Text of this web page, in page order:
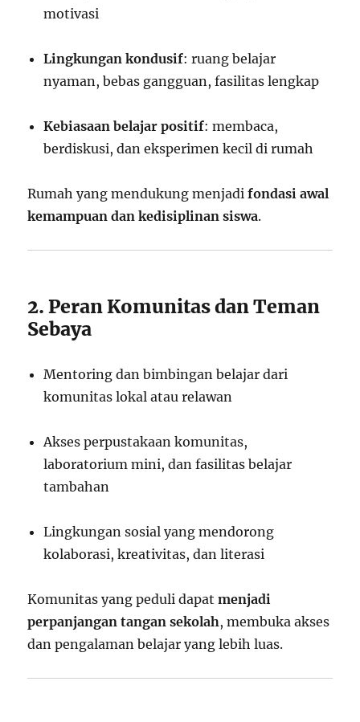
motivasi
Lingkungan kondusif: ruang belajar
nyaman, bebas gangguan, fasilitas lengkap
Kebiasaan belajar positif: membaca,
berdiskusi, dan eksperimen kecil di rumah
Rumah yang mendukung menjadifondasi awal
kemampuan dan kedisiplinan siswa.
2. Peran Komunitas dan Teman
Sebaya
Mentoring dan bimbingan belajar dari
komunitas lokal atau relawan
Akses perpustakaan komunitas,
laboratorium mini, dan fasilitas belajar
tambahan
Lingkungan sosial yang mendorong
kolaborasi, kreativitas, dan literasi
Komunitas yang peduli dapatmenjadi
perpanjangan tangan sekolah, membuka akses
dan pengalaman belajar yang lebih luas.